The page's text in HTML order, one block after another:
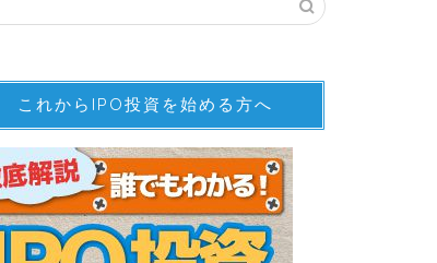
これからIPO投資を始める方へ